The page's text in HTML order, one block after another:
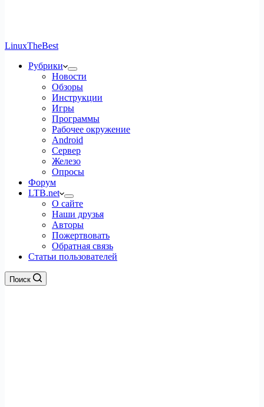
LinuxTheBest
Рубрики
Новости
Обзоры
Инструкции
Игры
Программы
Рабочее окружение
Android
Сервер
Железо
Опросы
Форум
LTB.net
О сайте
Наши друзья
Авторы
Пожертвовать
Обратная связь
Статьи пользователей
Поиск